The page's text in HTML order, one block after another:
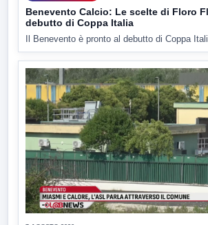
Benevento Calcio: Le scelte di Floro
debutto di Coppa Italia
Il Benevento è pronto al debutto di Coppa